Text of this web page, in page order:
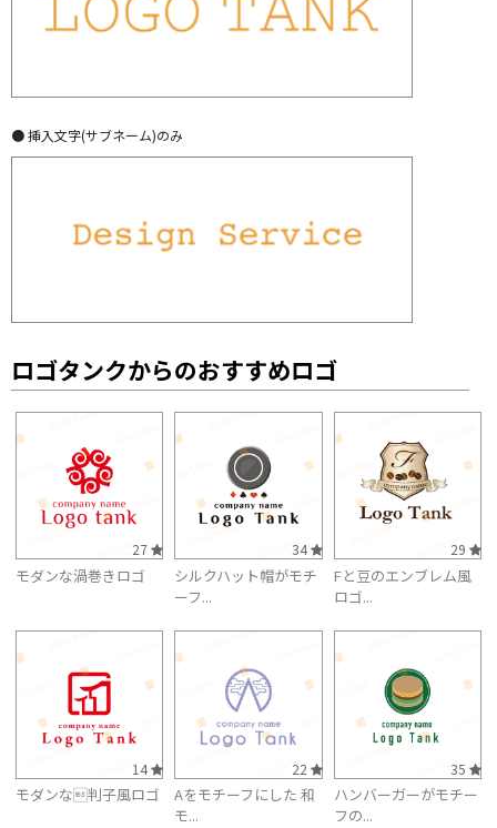
● 挿入文字(サブネーム)のみ
ロゴタンクからのおすすめロゴ
27
モダンな渦巻きロゴ
34
シルクハット帽がモチ
ーフ...
29
Fと豆のエンブレム風
ロゴ...
14
モダンな判子風ロゴ
22
Aをモチーフにした 和
モ...
35
ハンバーガーがモチー
フの...